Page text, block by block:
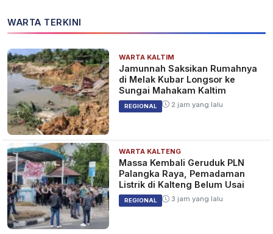
Libra, Aquarius, Pisces Peluang
Indah Tiba, Cek Ramalan
Zodiak Cinta Hari Ini 6 Agustus
2024
LIFESTYLE 2 tahun yang lalu
Libra Saatnya Nasib Cintamu
Berubah, Scorpio Bergairah
Kembali: Cek Ramalan Zodiak
Cinta Hari Ini
LIFESTYLE 2 tahun yang lalu
WARTA TERKINI
WARTA KALTIM
Jamunnah Saksikan Rumahnya
di Melak Kubar Longsor ke
Sungai Mahakam Kaltim
REGIONAL 2 jam yang lalu
WARTA KALTENG
Massa Kembali Geruduk PLN
Palangka Raya, Pemadaman
Listrik di Kalteng Belum Usai
REGIONAL 3 jam yang lalu